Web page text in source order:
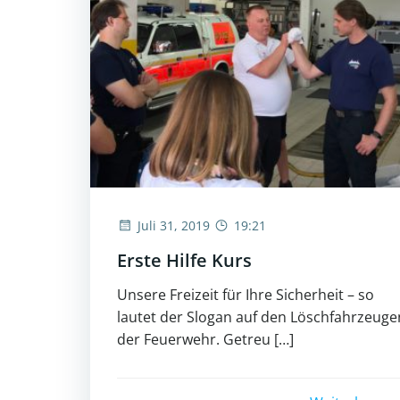
Juli 31, 2019 19:21
Erste Hilfe Kurs
Unsere Freizeit für Ihre Sicherheit – so
lautet der Slogan auf den
der Feuerwehr. Getreu […]